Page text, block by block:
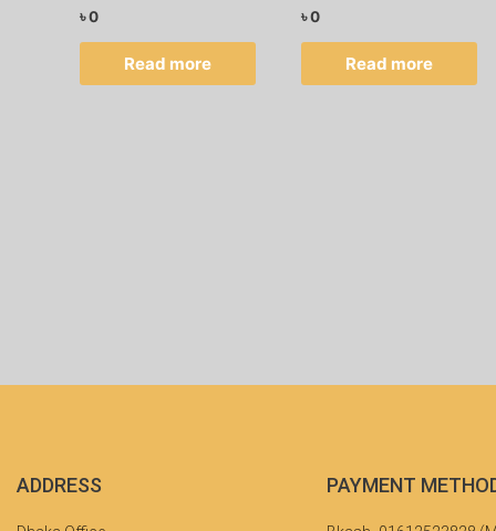
৳0
Read more
৳0
Read more
ADDRESS PAYMENT